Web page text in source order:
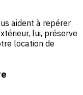
aident à repérer
lui, préserve
location de